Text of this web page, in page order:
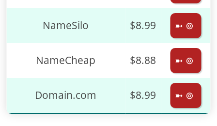
NameSilo $8.99 ➼ ⊚
NameCheap $8.88 ➼ ⊚
Domain.com $8.99 ➼ ⊚